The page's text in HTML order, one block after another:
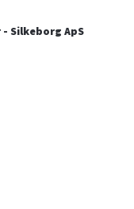
Silkeborg ApS